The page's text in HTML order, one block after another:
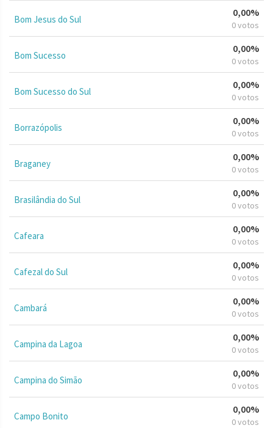
Bom Jesus do Sul
0,00%
0 votos
Bom Sucesso
0,00%
0 votos
Bom Sucesso do Sul
0,00%
0 votos
Borrazópolis
0,00%
0 votos
Braganey
0,00%
0 votos
Brasilândia do Sul
0,00%
0 votos
Cafeara
0,00%
0 votos
Cafezal do Sul
0,00%
0 votos
Cambará
0,00%
0 votos
Campina da Lagoa
0,00%
0 votos
Campina do Simão
0,00%
0 votos
Campo Bonito
0,00%
0 votos